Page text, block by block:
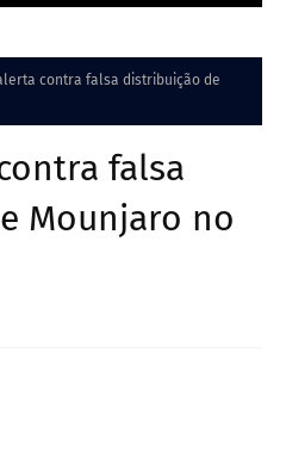
contra falsa distribuição de
falsa
Mounjaro no